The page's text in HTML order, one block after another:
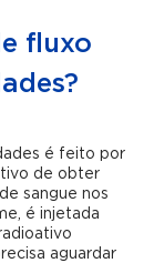
fluxo
é feito por
de obter
sangue nos
é injetada
aguardar